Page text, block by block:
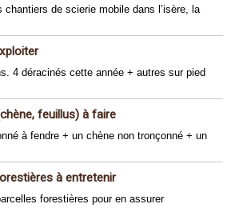
chantiers de scierie mobile dans l’isère, la
4 déracinés cette année + autres sur pied
feuillus) à faire
à fendre + un chène non tronçonné + un
à entretenir
forestières pour en assurer